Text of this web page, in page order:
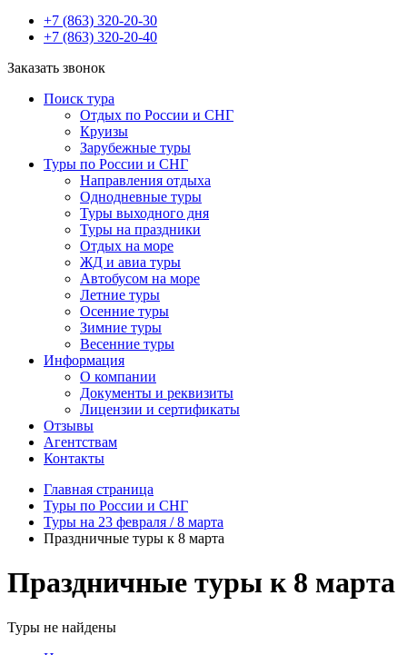
+7 (863) 320-20-30
+7 (863) 320-20-40
Заказать звонок
Поиск тура
Отдых по России и СНГ
Круизы
Зарубежные туры
Туры по России и СНГ
Направления отдыха
Однодневные туры
Туры выходного дня
Туры на праздники
Отдых на море
ЖД и авиа туры
Автобусом на море
Летние туры
Осенние туры
Зимние туры
Весенние туры
Информация
О компании
Документы и реквизиты
Лицензии и сертификаты
Отзывы
Агентствам
Контакты
Главная страница
Туры по России и СНГ
Туры на 23 февраля / 8 марта
Праздничные туры к 8 марта
Праздничные туры к 8 марта
Туры не найдены